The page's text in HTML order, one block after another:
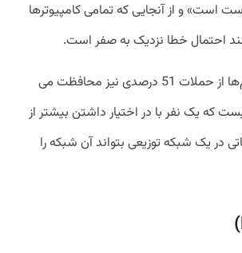
است» و از آنجایی که تمامی کامپیوتر‌ها
احتمال خطا نزدیک به صفر است.
با این کار این مکانیزم‌ها از حملات 51 درصدی نیز محافظت می
که یک نفر با در اختیار داشتن بیشتر از
در یک شبکه توزیعی بتواند آن شبکه را